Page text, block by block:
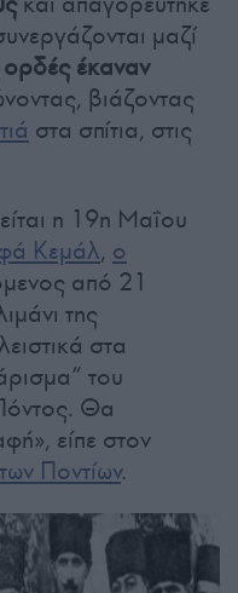
μαζί
ορδές έκαναν
βιάζοντας
στα σπίτια, στις
η 19η Μαΐου
Κεμάλ, ο
από 21
της
στα
του
Θα
είπε στον
Ποντίων.